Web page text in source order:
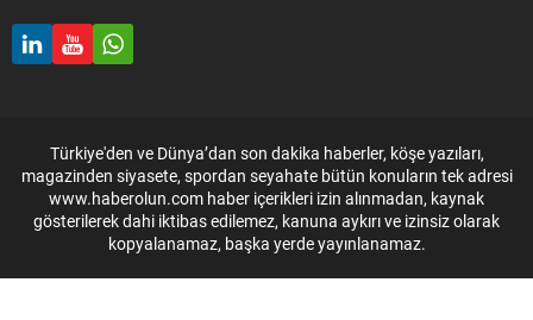
oldukları ve gelecekle ilgili
daha olumlu düşünebildikleri
Türkiye'den ve Dünya’dan son dakika haberler, köşe yazıları,
magazinden siyasete, spordan seyahate bütün konuların tek adresi
www.haberolun.com haber içerikleri izin alınmadan, kaynak
gösterilerek dahi iktibas edilemez, kanuna aykırı ve izinsiz olarak
kopyalanamaz, başka yerde yayınlanamaz.